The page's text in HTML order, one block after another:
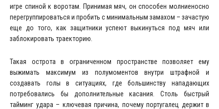
игре спиной к воротам. Принимая мяч, он способен молниеносно
перегруппироваться и пробить с минимальным замахом – зачастую
еще до того, как защитники успеют выкинуться под мяч или
заблокировать траекторию.
Такая острота в ограниченном пространстве позволяет ему
выжимать максимум из полумоментов внутри штрафной и
создавать голы в ситуациях, где большинству нападающих
потребовались бы дополнительные касания. Столь быстрый
тайминг удара – ключевая причина, почему португалец держит в